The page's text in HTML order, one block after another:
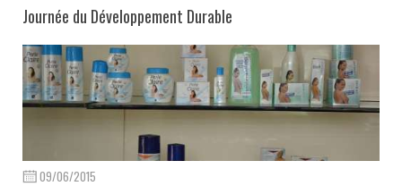
Journée du Développement Durable
09/06/2015